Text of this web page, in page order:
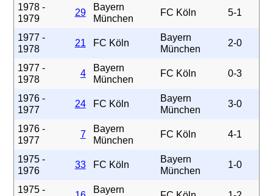
1978 -
1979
29
Bayern
München
FC Köln 5-1
1977 -
1978
21 FC Köln
Bayern
München
2-0
1977 -
1978
4
Bayern
München
FC Köln 0-3
1976 -
1977
24 FC Köln
Bayern
München
3-0
1976 -
1977
7
Bayern
München
FC Köln 4-1
1975 -
1976
33 FC Köln
Bayern
München
1-0
1975 - Bayern